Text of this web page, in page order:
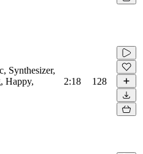
Synthesizer,
Happy,
2:18 128